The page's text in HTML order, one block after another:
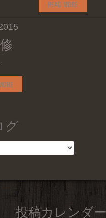
READ MORE
グ
投稿カレンダー